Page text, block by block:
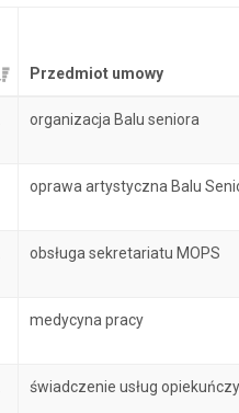
Przedmiot umowy
organizacja Balu seniora
oprawa artystyczna Balu
obsługa sekretariatu MOPS
medycyna pracy
świadczenie usług